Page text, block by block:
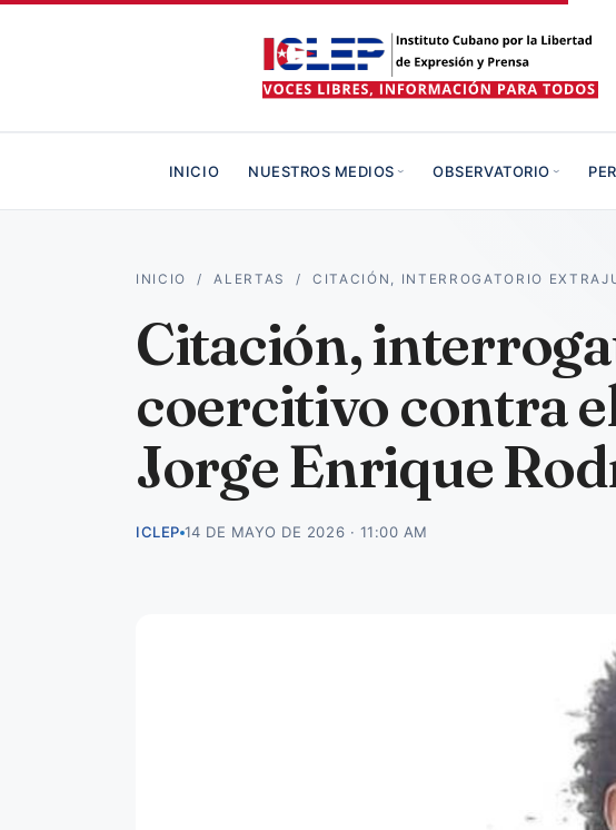
INICIO NUESTROS MEDIOS OBSERVATORIO
INICIO /ALERTAS /CITACIÓN, INTERROGATORIO
Citación,
coercitivo contra
Jorge Enrique
ICLEP 14 DE MAYO DE 2026 · 11:00 AM